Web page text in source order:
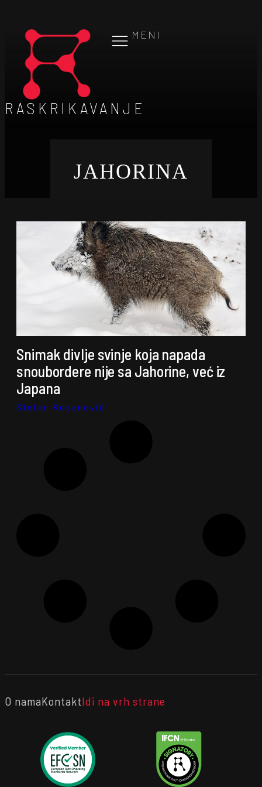
MENI
RASKRIKAVANJE
JAHORINA
Snimak divlje svinje koja napada
snoubordere nije sa Jahorine, već iz
Japana
Stefan Kosanović
O namaKontaktIdi na vrh strane